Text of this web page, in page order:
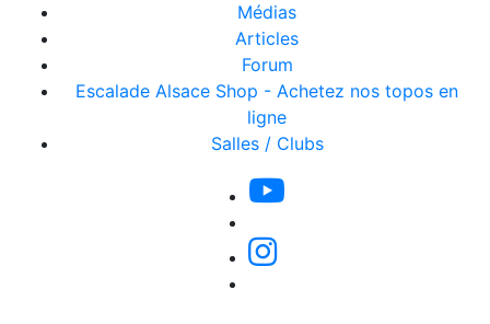
Médias
Articles
Forum
Escalade Alsace Shop - Achetez nos topos en
ligne
Salles / Clubs